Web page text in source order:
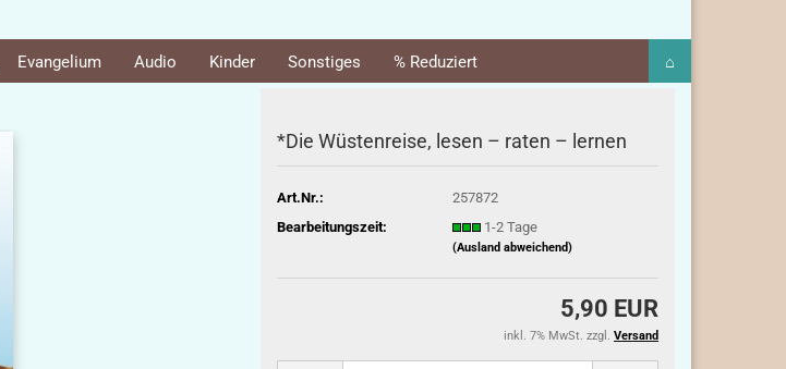
Evangelium Audio Kinder Sonstiges % Reduziert ⌂
*Die Wüstenreise, lesen – raten – lernen
Art.Nr.:
257872
Bearbeitungszeit:
1-2 Tage
(Ausland abweichend)
5,90 EUR
inkl. 7% MwSt. zzgl. Versand